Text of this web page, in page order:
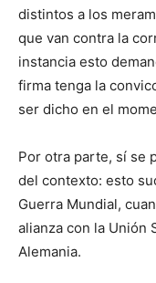
distintos a los
que van contra la
instancia esto
firma tenga la
ser dicho en el
Por otra parte, sí se
del contexto: esto
Guerra Mundial,
alianza con la Unión
Alemania.